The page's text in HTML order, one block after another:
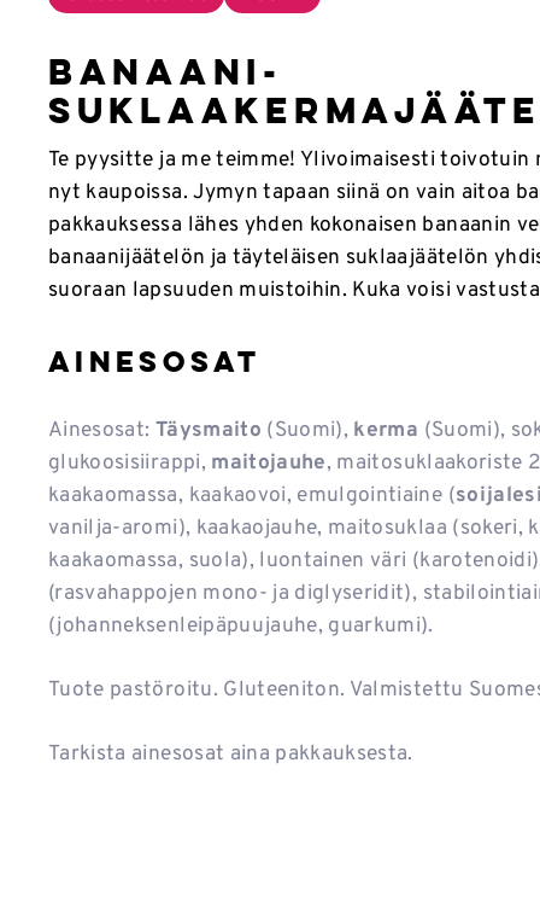
Banaani-
Te pyysitte ja me teimme! Ylivoimaisesti toivotuin
nyt kaupoissa. Jymyn tapaan siinä on vain aitoa
pakkauksessa lähes yhden kokonaisen banaanin
banaanijäätelön ja täyteläisen suklaajäätelön
suoraan lapsuuden muistoihin. Kuka voisi
Ainesosat
Ainesosat: Täysmaito (Suomi), kerma (Suomi),
glukoosisiirappi, maitojauhe, maitosuklaakoriste
kaakaomassa, kaakaovoi, emulgointiaine (
vanilja-aromi), kaakaojauhe, maitosuklaa (sokeri,
kaakaomassa, suola), luontainen väri
(rasvahappojen mono- ja diglyseridit),
(johanneksenleipäpuujauhe, guarkumi).
Tuote pastöroitu. Gluteeniton. Valmistettu
Tarkista ainesosat aina pakkauksesta.